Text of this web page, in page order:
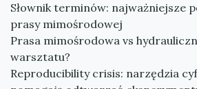
Słownik terminów: najważniejsze
prasy mimośrodowej
Prasa mimośrodowa vs
warsztatu?
Reproducibility crisis: narzędzia